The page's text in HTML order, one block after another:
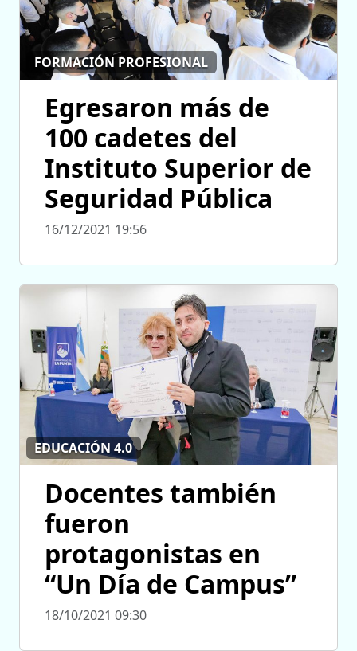
FORMACIÓN PROFESIONAL
Egresaron más de
100 cadetes del
Instituto Superior de
Seguridad Pública
16/12/2021 19:56
EDUCACIÓN 4.0
Docentes también
fueron
protagonistas en
“Un Día de Campus”
18/10/2021 09:30